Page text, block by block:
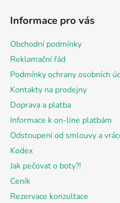
Informace pro vás
Obchodní podmínky
Reklamační řád
Podmínky ochrany osobních
Kontakty na prodejny
Doprava a platba
Informace k on-line platbám
Odstoupení od smlouvy a
Kodex
Jak pečovat o boty?!
Ceník
Rezervace konzultace